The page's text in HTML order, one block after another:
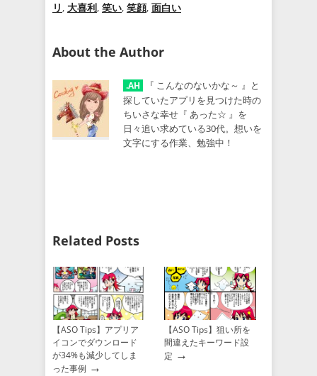
リ, 大喜利, 笑い, 笑顔, 面白い
About the Author
.AH
『 こんなのないかな～ 』と
探していたアプリを見つけた時の
ちいさな幸せ『 あった☆ 』を
日々追い求めている30代。想いを
文字にする作業、勉強中！
Related Posts
【ASO Tips】アプリア
イコンでダウンロード
が34%も減少してしま
った事例 →
【ASO Tips】狙い所を
間違えたキーワード設
定 →